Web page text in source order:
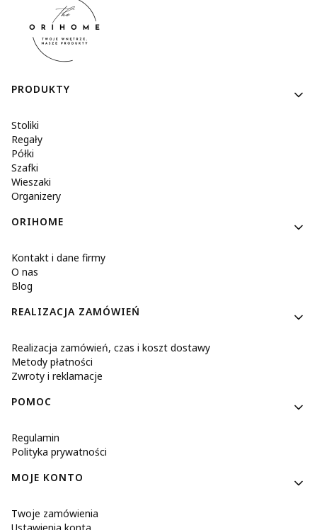
Linki w stopce
PRODUKTY
Stoliki
Regały
Półki
Szafki
Wieszaki
Organizery
ORIHOME
Kontakt i dane firmy
O nas
Blog
REALIZACJA ZAMÓWIEŃ
Realizacja zamówień, czas i koszt dostawy
Metody płatności
Zwroty i reklamacje
POMOC
Regulamin
Polityka prywatności
MOJE KONTO
Twoje zamówienia